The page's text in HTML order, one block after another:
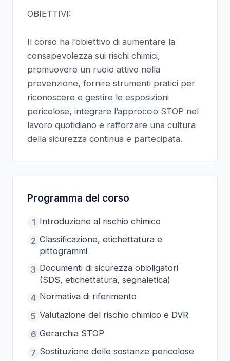
OBIETTIVI:
Il corso ha l’obiettivo di aumentare la
consapevolezza sui rischi chimici,
promuovere un ruolo attivo nella
prevenzione, fornire strumenti pratici per
riconoscere e gestire le esposizioni
pericolose, integrare l’approccio STOP nel
lavoro quotidiano e rafforzare una cultura
della sicurezza continua e partecipata.
Programma del corso
1 Introduzione al rischio chimico
2 Classificazione, etichettatura e
pittogrammi
3 Documenti di sicurezza obbligatori
(SDS, etichettatura, segnaletica)
4 Normativa di riferimento
5 Valutazione del rischio chimico e DVR
6 Gerarchia STOP
7 Sostituzione delle sostanze pericolose